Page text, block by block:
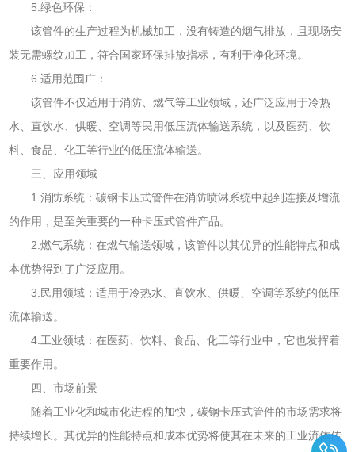
5.绿色环保：
该管件的生产过程为机械加工，没有铸造的烟气排放，且现场安
装无需螺纹加工，符合国家环保排放指标，有利于净化环境。
6.适用范围广：
该管件不仅适用于消防、燃气等工业领域，还广泛应用于冷热
水、直饮水、供暖、空调等民用低压流体输送系统，以及医药、饮
料、食品、化工等行业的低压流体输送。
三、应用领域
1.消防系统：碳钢卡压式管件在消防喷淋系统中起到连接及增流
的作用，是至关重要的一种卡压式管件产品。
2.燃气系统：在燃气输送领域，该管件以其优异的性能特点和成
本优势得到了广泛应用。
3.民用领域：适用于冷热水、直饮水、供暖、空调等系统的低压
流体输送。
4.工业领域：在医药、饮料、食品、化工等行业中，它也发挥着
重要作用。
四、市场前景
随着工业化和城市化进程的加快，碳钢卡压式管件的市场需求将
持续增长。其优异的性能特点和成本优势将使其在未来的工业流体传